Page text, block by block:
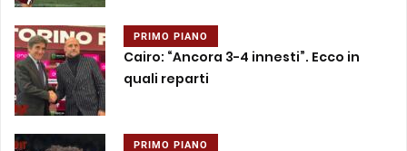
PRIMO PIANO
Cairo: “Ancora 3-4 innesti”. Ecco in
quali reparti
PRIMO PIANO